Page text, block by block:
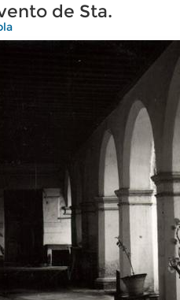
de Sta.